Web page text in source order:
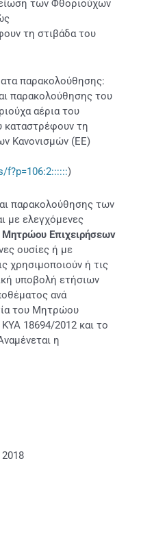
των Φθοριούχων
τη στιβάδα του
παρακολούθησης:
παρακολούθησης του
αέρια του
καταστρέφουν τη
Κανονισμών (ΕΕ)
f?p=106:2::::::)
παρακολούθησης των
με ελεγχόμενες
Μητρώου Επιχειρήσεων
ουσίες ή με
χρησιμοποιούν ή τις
υποβολή ετήσιων
ανά
του Μητρώου
18694/2012 και το
η